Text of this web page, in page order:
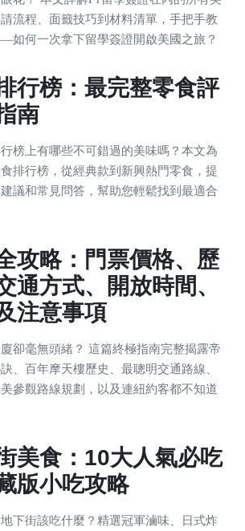
流程、面籤技巧到材料清單，手把手教
何一次拿下留學簽證開啟美國之旅？
行榜：最完整零食評
南
榜上有哪些不可錯過的美味嗎？本文為
排行榜，從經典款到新興熱門零食，提
議和常見問答，幫助您輕鬆找到最適合
攻略：門票價格、歷
通方式、開放時間、
注意事項
卻毫無頭緒？ 這篇終極指南完整揭露帝
、百年摩天樓歷史、最聰明交通路線、
參觀路線規劃，以及連紐約客都不知道
美食：10大人氣必吃
版小吃攻略
下街該吃什麼？精選冠軍滷味、日式炸